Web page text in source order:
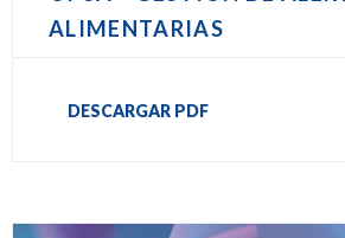
ALIMENTARIAS
DESCARGAR PDF